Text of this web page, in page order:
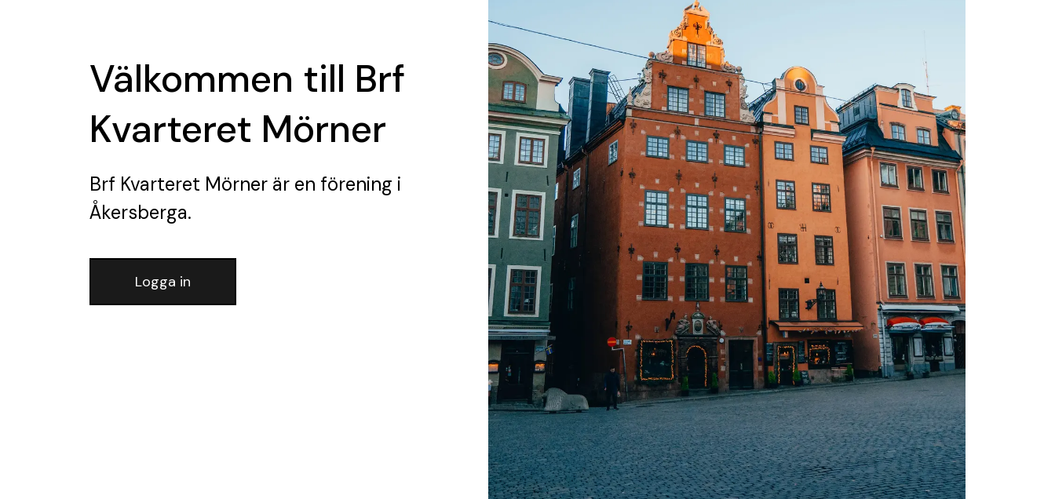
Välkommen till Brf
Kvarteret Mörner
Brf Kvarteret Mörner är en förening i
Åkersberga.
Logga in